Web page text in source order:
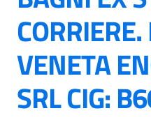
VENETA
SRL CIG: